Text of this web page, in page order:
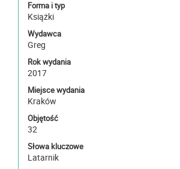
Forma i typ
Książki
Wydawca
Greg
Rok wydania
2017
Miejsce wydania
Kraków
Objętość
32
Słowa kluczowe
Latarnik